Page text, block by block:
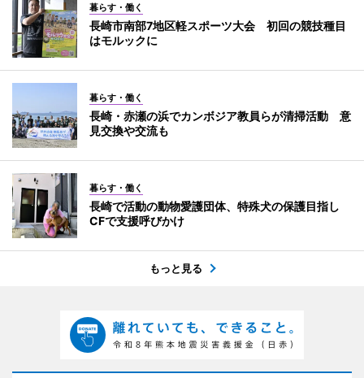
暮らす・働く
長崎市南部7地区軽スポーツ大会 初回の競技種目
はモルックに
暮らす・働く
長崎・赤瀬の浜でカンボジア教員らが清掃活動 意
見交換や交流も
暮らす・働く
長崎で活動の動物愛護団体、特殊犬の保護目指し
CFで支援呼びかけ
もっと見る